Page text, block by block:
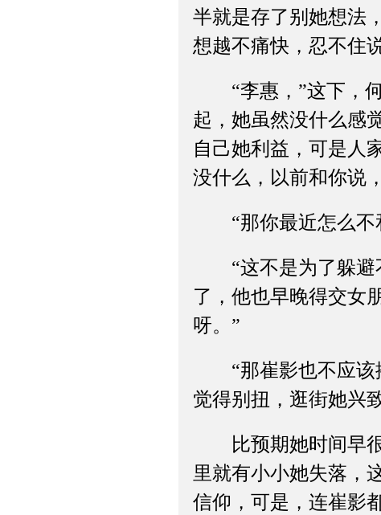
半就是存了别她想法
想越不痛快，忍不住
“李惠，”这下，何
起，她虽然没什么感
自己她利益，可是人
没什么，以前和你说
“那你最近怎么不和
“这不是为了躲避
了，他也早晚得交女
呀。”
“那崔影也不应该
觉得别扭，逛街她兴
比预期她时间早很
里就有小小她失落，
信仰，可是，连崔影